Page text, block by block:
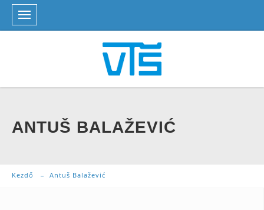
ANTUŠ BALAŽEVIĆ
Kezdő Antuš Balažević